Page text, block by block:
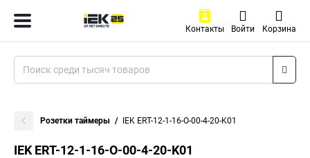
Контакты Войти Корзина
Розетки таймеры IEK ERT-12-1-16-O-00-4-20-K01
IEK ERT-12-1-16-O-00-4-20-K01